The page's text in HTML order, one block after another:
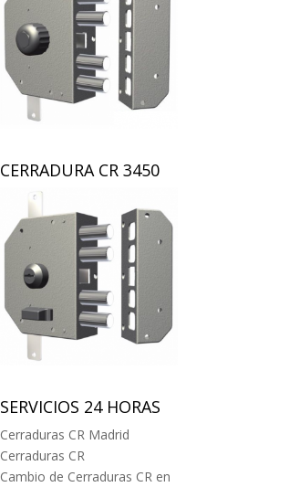
CERRADURA CR 3450
SERVICIOS 24 HORAS
Cerraduras CR Madrid
Cerraduras CR
Cambio de Cerraduras CR en